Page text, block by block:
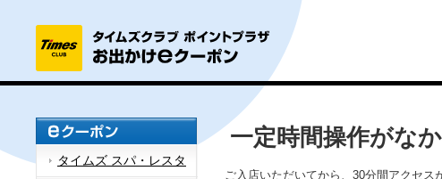
タイムズ スパ・レスタ
一定時間操作がな
ご入店いただいてから、30分間アクセス